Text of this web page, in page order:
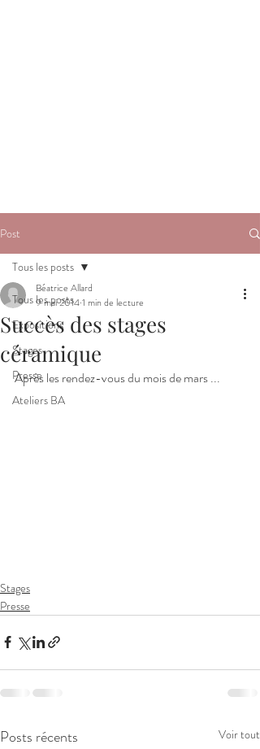
Post
Tous les posts
Expositions
Stages
Presse
Ateliers BA
Tous les posts
Succès des stages
céramique
Béatrice Allard
9 mai 20141 min de lecture
Après les rendez-vous du mois de mars ...
Stages
Presse
Posts récents Voir tout